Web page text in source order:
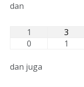
dan
1 3
0
1
dan juga